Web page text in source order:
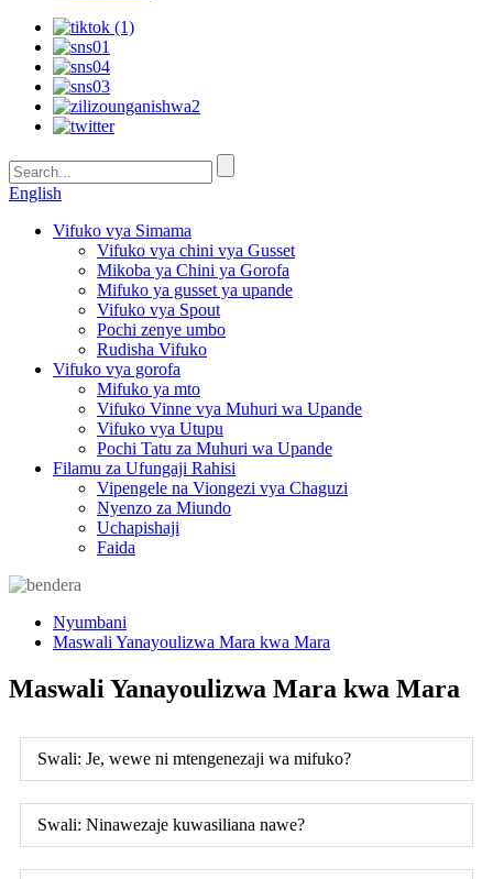
English
Vifuko vya Simama
Vifuko vya chini vya Gusset
Mikoba ya Chini ya Gorofa
Mifuko ya gusset ya upande
Vifuko vya Spout
Pochi zenye umbo
Rudisha Vifuko
Vifuko vya gorofa
Mifuko ya mto
Vifuko Vinne vya Muhuri wa Upande
Vifuko vya Utupu
Pochi Tatu za Muhuri wa Upande
Filamu za Ufungaji Rahisi
Vipengele na Viongezi vya Chaguzi
Nyenzo za Miundo
Uchapishaji
Faida
Nyumbani
Maswali Yanayoulizwa Mara kwa Mara
Maswali Yanayoulizwa Mara kwa Mara
Swali: Je, wewe ni mtengenezaji wa mifuko?
Swali: Ninawezaje kuwasiliana nawe?